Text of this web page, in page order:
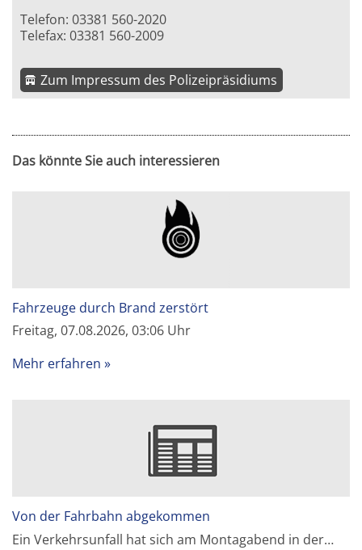
Telefon: 03381 560-2020
Telefax: 03381 560-2009
Zum Impressum des Polizeipräsidiums
Das könnte Sie auch interessieren
Fahrzeuge durch Brand zerstört
Freitag, 07.08.2026, 03:06 Uhr
Mehr erfahren
Von der Fahrbahn abgekommen
Ein Verkehrsunfall hat sich am Montagabend in der…